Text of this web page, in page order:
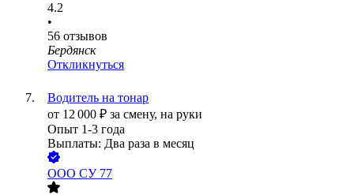
4.2
•
56 отзывов
Бердянск
Откликнуться
Водитель на тонар
от 12 000 ₽ за смену, на руки
Опыт 1-3 года
Выплаты: Два раза в месяц
ООО СУ 77